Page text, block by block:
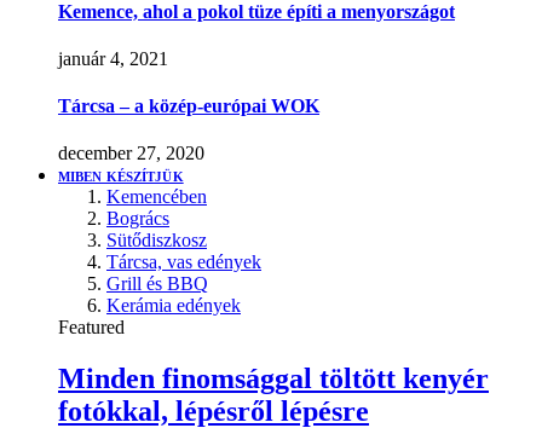
Kemence, ahol a pokol tüze építi a menyországot
január 4, 2021
Tárcsa – a közép-európai WOK
december 27, 2020
MIBEN KÉSZÍTJÜK
Kemencében
Bogrács
Sütődiszkosz
Tárcsa, vas edények
Grill és BBQ
Kerámia edények
Featured
Minden finomsággal töltött kenyér
fotókkal, lépésről lépésre